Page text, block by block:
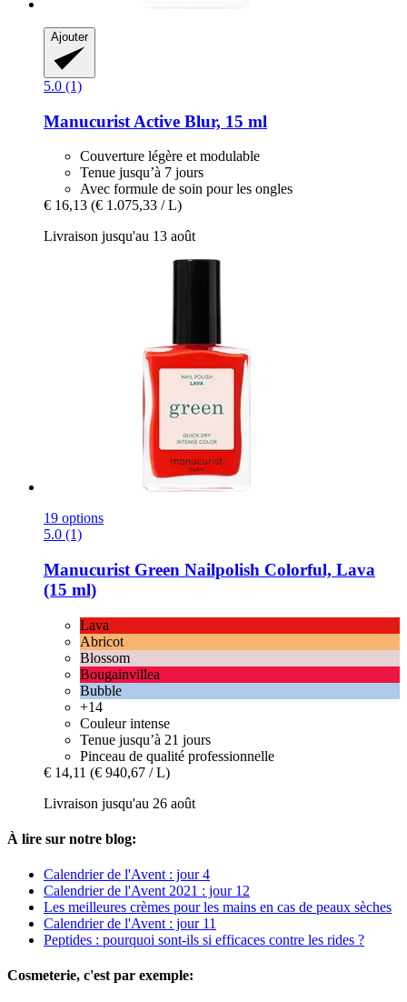
Ajouter
5.0 (1)
Manucurist Active Blur, 15 ml
Couverture légère et modulable
Tenue jusqu’à 7 jours
Avec formule de soin pour les ongles
€ 16,13 (€ 1.075,33 / L)
Livraison jusqu'au 13 août
19 options
5.0 (1)
Manucurist Green Nailpolish Colorful, Lava
(15 ml)
Lava
Abricot
Blossom
Bougainvillea
Bubble
+14
Couleur intense
Tenue jusqu’à 21 jours
Pinceau de qualité professionnelle
€ 14,11 (€ 940,67 / L)
Livraison jusqu'au 26 août
À lire sur notre blog:
Calendrier de l'Avent : jour 4
Calendrier de l'Avent 2021 : jour 12
Les meilleures crèmes pour les mains en cas de peaux sèches
Calendrier de l'Avent : jour 11
Peptides : pourquoi sont-ils si efficaces contre les rides ?
Cosmeterie, c'est par exemple: